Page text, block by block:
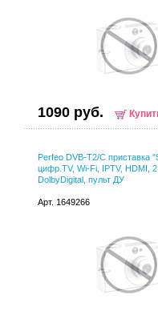
1090 руб.
Perfeo DVB-T2/C приставка
цифр.TV, Wi-Fi, IPTV, HDMI, 2
DolbyDigital, пульт ДУ
Арт. 1649266